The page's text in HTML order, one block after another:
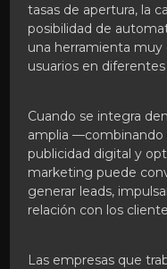
tasas de apertura, la
posibilidad de
una herramienta muy
usuarios en
Cuando se integra
amplia —combinando
publicidad digital y
marketing puede
generar leads,
relación con los
Las empresas que